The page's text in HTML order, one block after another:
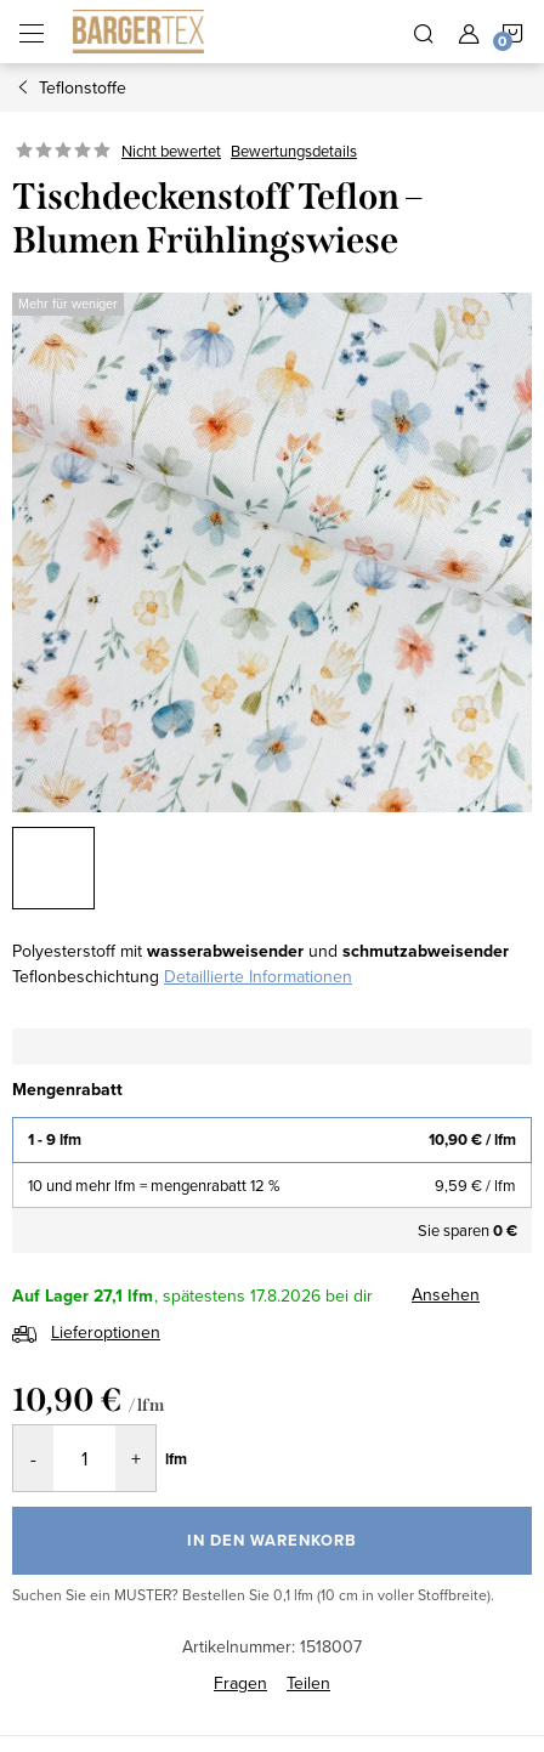
Inhalt
springen
Teflonstoffe
Nicht bewertet Bewertungsdetails
Tischdeckenstoff Teflon –
Blumen Frühlingswiese
Mehr für weniger
Polyesterstoff mit wasserabweisender und schmutzabweisender
Teflonbeschichtung Detaillierte Informationen
Mengenrabatt
1 - 9 lfm 10,90 €/ lfm
10 und mehr lfm = mengenrabatt 12 % 9,59 €/ lfm
Sie sparen0 €
Auf Lager27,1 lfm 17.8.2026
Ansehen
Lieferoptionen
10,90 € / lfm
lfm
IN DEN WARENKORB
Suchen Sie ein MUSTER? Bestellen Sie 0,1 lfm (10 cm in voller Stoffbreite).
Artikelnummer: 1518007
Fragen
Teilen